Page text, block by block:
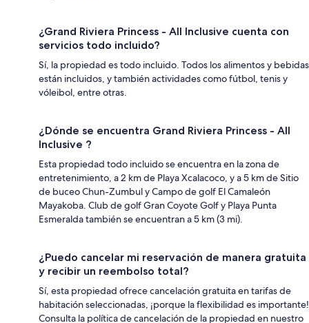
¿Grand Riviera Princess - All Inclusive cuenta con
servicios todo incluido?
Sí, la propiedad es todo incluido. Todos los alimentos y bebidas
están incluidos, y también actividades como fútbol, tenis y
vóleibol, entre otras.
¿Dónde se encuentra Grand Riviera Princess - All
Inclusive ?
Esta propiedad todo incluido se encuentra en la zona de
entretenimiento, a 2 km de Playa Xcalacoco, y a 5 km de Sitio
de buceo Chun-Zumbul y Campo de golf El Camaleón
Mayakoba. Club de golf Gran Coyote Golf y Playa Punta
Esmeralda también se encuentran a 5 km (3 mi).
¿Puedo cancelar mi reservación de manera gratuita
y recibir un reembolso total?
Sí, esta propiedad ofrece cancelación gratuita en tarifas de
habitación seleccionadas, ¡porque la flexibilidad es importante!
Consulta la política de cancelación de la propiedad en nuestro